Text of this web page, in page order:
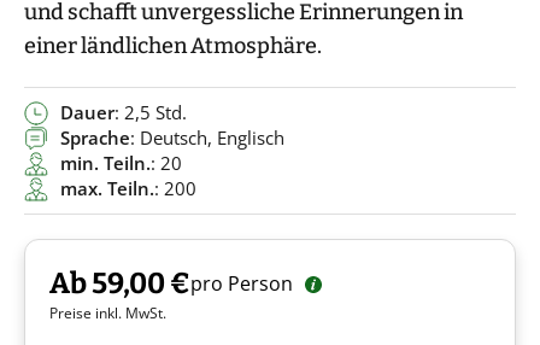
und schafft unvergessliche Erinnerungen in
einer ländlichen Atmosphäre.
Dauer: 2,5 Std.
Sprache: Deutsch, Englisch
min. Teiln.: 20
max. Teiln.: 200
Ab 59,00 €pro Person
Preise inkl. MwSt.